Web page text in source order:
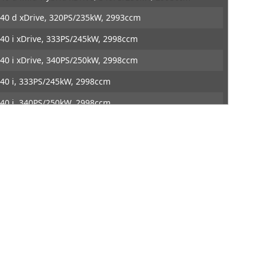
d xDrive, 320PS/235kW, 2993ccm
i xDrive, 333PS/245kW, 2998ccm
i xDrive, 340PS/250kW, 2998ccm
i, 333PS/245kW, 2998ccm
i, 340PS/250kW, 2998ccm
DTE Systems